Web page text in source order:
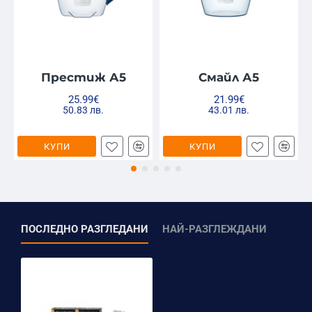
Филтърът е съвместим с кани Арктик,
Престиж А5
25.99€
50.83 лв.
КУПИ
Смайл А5
21.99€
43.01 лв.
КУПИ
ПОСЛЕДНО РАЗГЛЕДАНИ НАЙ-РАЗГЛЕЖДАНИ